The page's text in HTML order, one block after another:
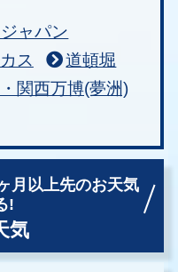
ャパン
ス
道頓堀
関西万博(夢洲)
月以上先のお天気
!
気